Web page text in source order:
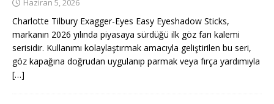
Haziran 5, 2026
Charlotte Tilbury Exagger-Eyes Easy Eyeshadow Sticks,
markanın 2026 yılında piyasaya sürdüğü ilk göz farı kalemi
serisidir. Kullanımı kolaylaştırmak amacıyla geliştirilen bu seri,
göz kapağına doğrudan uygulanıp parmak veya fırça yardımıyla
[…]